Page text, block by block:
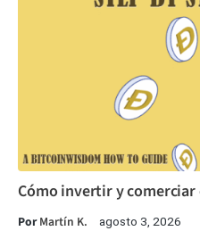
Cómo invertir y comerciar
PorMartín K. agosto 3, 2026